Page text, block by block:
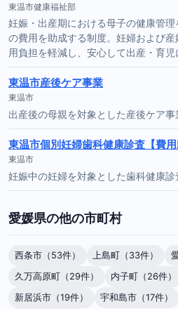
東温市健康福祉部
妊娠・出産期における母子の健康管
の費用を助成する制度。妊婦および
用負担を軽減し、安心して出産・育児
東温市産後ケア事業
東温市
出産後の母親を対象とした産後ケア事
東温市個別妊婦歯科健康診査【費用
東温市
妊娠中の妊婦を対象とした歯科健康診
愛媛県の他の市町村
西条市（53件） 上島町（33件）
久万高原町（29件）
内子町（26件）
新居浜市（19件）
宇和島市（17件）